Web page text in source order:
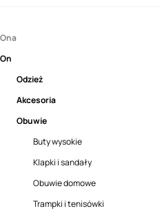
Ona
Bluzy
Jeansy
Koszule
Kurtki
Marynarki
Płaszcze
Spodnie
Akcesoria
Gadżety i akcesoria
Nerki i saszetki
Portfele
Szaliki
Torby
Torebki
Obuwie
Klapki i sandały
Mokasyny i półbuty
Obuwie domowe
Trampki i tenisówki
On
Odzież
Bluzy
Jeansy
Koszule
Kurtki
Odzież kąpielowa
Płaszcze
Akcesoria
Gadżety i akcesoria
Portfele
Szaliki
Torby
Obuwie
Buty wysokie
Klapki i sandały
Obuwie domowe
Trampki i tenisówki